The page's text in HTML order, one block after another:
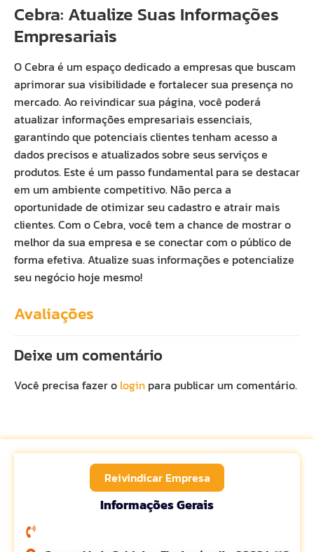
Cebra: Atualize Suas Informações
Empresariais
O Cebra é um espaço dedicado a empresas que buscam
aprimorar sua visibilidade e fortalecer sua presença no
mercado. Ao reivindicar sua página, você poderá
atualizar informações empresariais essenciais,
garantindo que potenciais clientes tenham acesso a
dados precisos e atualizados sobre seus serviços e
produtos. Este é um passo fundamental para se destacar
em um ambiente competitivo. Não perca a
oportunidade de otimizar seu cadastro e atrair mais
clientes. Com o Cebra, você tem a chance de mostrar o
melhor da sua empresa e se conectar com o público de
forma efetiva. Atualize suas informações e potencialize
seu negócio hoje mesmo!
Avaliações
Deixe um comentário
Você precisa fazer o login para publicar um comentário.
Reivindicar Empresa
Informações Gerais